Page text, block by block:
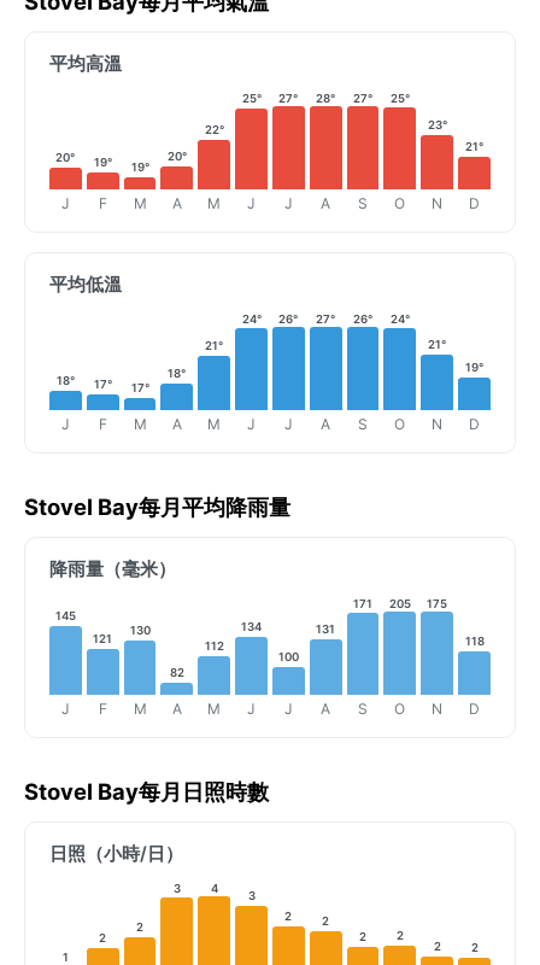
平均高溫
20°
J
19°
F
19°
M
20°
A
22°
M
25°
J
27°
J
28°
A
27°
S
25°
O
23°
N
21°
D
平均低溫
18°
J
17°
F
17°
M
18°
A
21°
M
24°
J
26°
J
27°
A
26°
S
24°
O
21°
N
19°
D
Stovel Bay每月平均降雨量
降雨量（毫米）
145
J
121
F
130
M
82
A
112
M
134
J
100
J
131
A
171
S
205
O
175
N
118
D
Stovel Bay每月日照時數
日照（小時/日）
1
2
2
3 4
3
2 2
2 2
2 2